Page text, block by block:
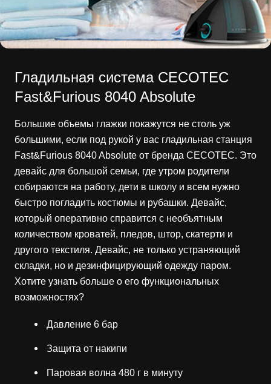
Гладильная система CECOTEC
Fast&Furious 8040 Absolute
Большие объемы глажки покажутся не столь уж
большими, если под рукой у вас гладильная станция
Fast&Furious 8040 Absolute от бренда СЕСОТЕС. Это
девайс для большой семьи, где утром родители
собираются на работу, дети в школу и всем нужно
быстро погладить костюмы и рубашки. Девайс,
который оперативно справится с необъятным
количеством кроватей, пледов, штор, скатерти и
другого текстиля. Девайс, не только устраняющий
складки, но и дезинфицирующий одежду паром.
Хотите узнать больше о его функциональных
возможностях?
Давление 6 бар
Защита от накипи
Паровая волна 480 г в минуту